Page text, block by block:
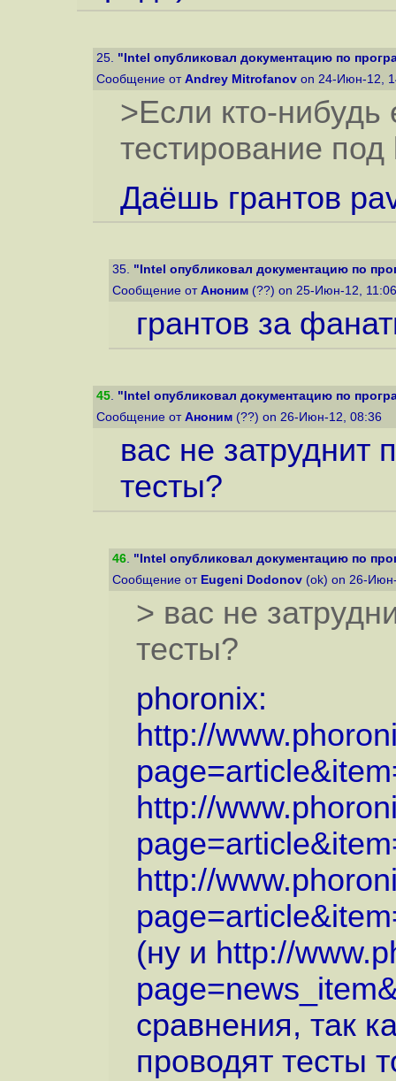
25. "Intel опубликовал документацию по
Сообщение от Andrey Mitrofanov on 24-Июн-12,
>Если кто-
тестирование
Даёшь грантов
35. "Intel опубликовал документацию по
Сообщение от Аноним (??) on 25-Июн-12,
грантов за
45. "Intel опубликовал документацию по
Сообщение от Аноним (??) on 26-Июн-12, 08:36
вас не затруднит
тесты?
46. "Intel опубликовал документацию по
Сообщение от Eugeni Dodonov (ok) on 26-
> вас не
тесты?
phoronix:
http://
http://
http://
(ну и http://
сравнения, так
проводят тесты